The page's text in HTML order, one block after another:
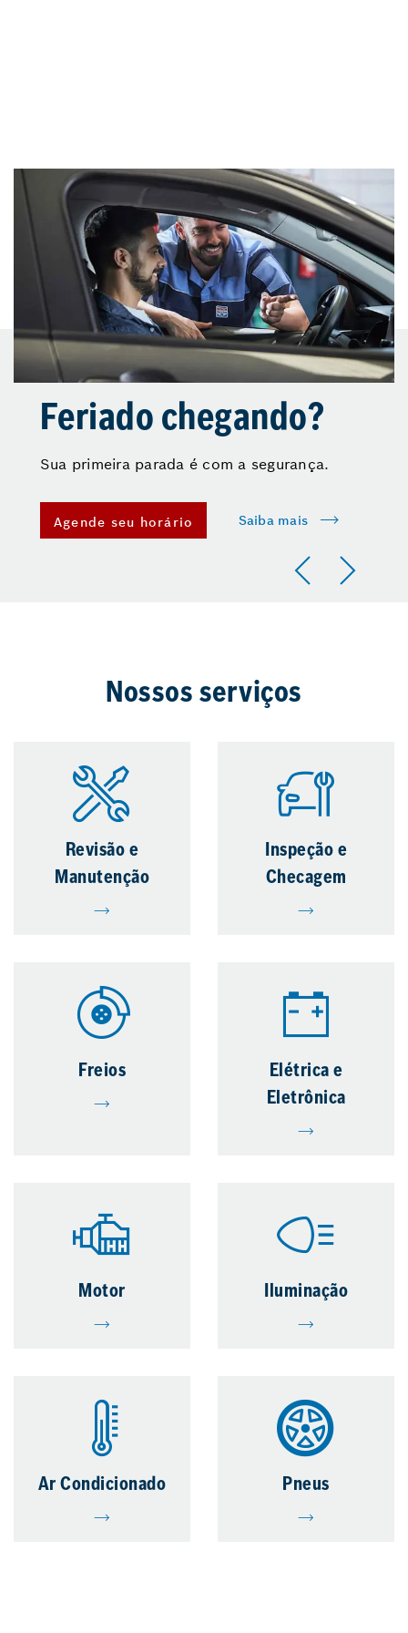
Feriado chegando?
Sua primeira parada é com a segurança.
Agende seu horário Saiba mais
Nossos serviços
Revisão e
Manutenção
Inspeção e
Checagem
Freios
Elétrica e
Eletrônica
Motor Iluminação
Ar Condicionado Pneus